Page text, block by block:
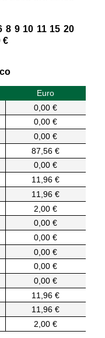
8 9 10 11 15 20
€
Euro
0,00 €
0,00 €
0,00 €
87,56 €
0,00 €
11,96 €
11,96 €
2,00 €
0,00 €
0,00 €
0,00 €
0,00 €
0,00 €
11,96 €
11,96 €
2,00 €